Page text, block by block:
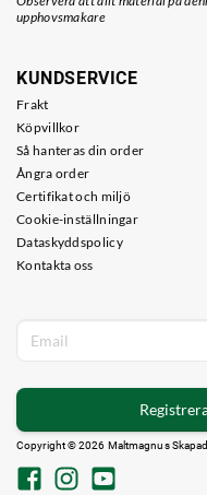
upphovsmakare
KUNDSERVICE
Frakt
Köpvillkor
Så hanteras din order
Ångra order
Certifikat och miljö
Cookie-inställningar
Dataskyddspolicy
Kontakta oss
Copyright © 2026 Maltmagnus